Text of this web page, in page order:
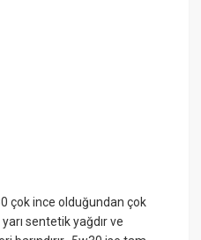
çok ince olduğundan çok
sentetik yağdır ve